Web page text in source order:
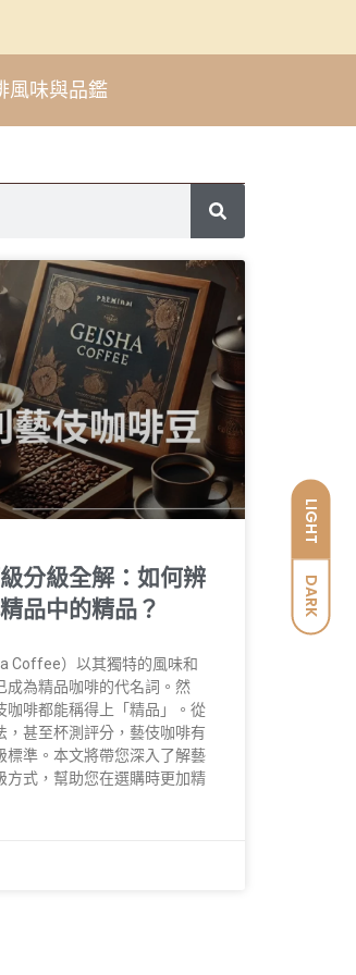
LIGHT
DARK
風味與品鑑
分級全解：如何辨
品中的精品？
Coffee）以其獨特的風味和
成為精品咖啡的代名詞。然
咖啡都能稱得上「精品」。從
，甚至杯測評分，藝伎咖啡有
標準。本文將帶您深入了解藝
方式，幫助您在選購時更加精